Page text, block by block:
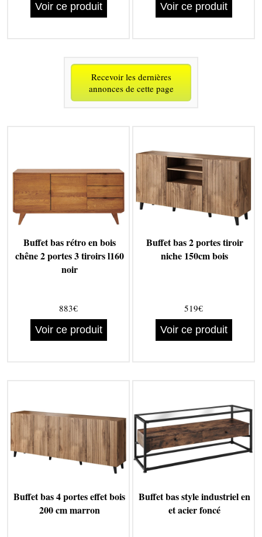
Voir ce produit
Voir ce produit
Recevoir les dernières
annonces de cette page
Buffet bas rétro en bois
chêne 2 portes 3 tiroirs l160
noir
883€
Voir ce produit
Buffet bas 2 portes tiroir
niche 150cm bois
519€
Voir ce produit
Buffet bas 4 portes effet bois
200 cm marron
Buffet bas style industriel en
et acier foncé